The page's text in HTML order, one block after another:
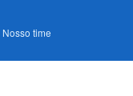
Nosso time